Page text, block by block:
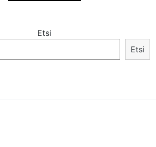
Etsi
Etsi